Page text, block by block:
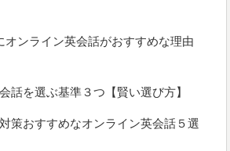
オンライン英会話がおすすめな理由
話を選ぶ基準３つ【賢い選び方】
策おすすめなオンライン英会話５選